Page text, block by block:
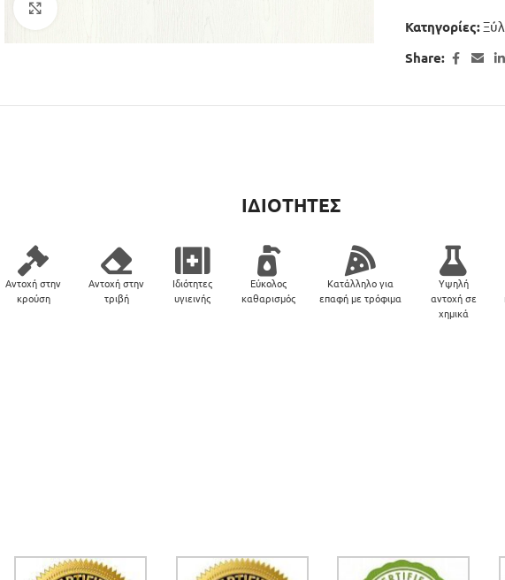
Κατηγορίες:
Share:
ΙΔΙΟΤΗΤΕΣ
Αντοχή στην
κρούση
Αντοχή στην
τριβή
Ιδιότητες
υγιεινής
Εύκολος
καθαρισμός
Κατάλληλο για
επαφή με τρόφιμα
Υψηλή
αντοχή σε
χημικά